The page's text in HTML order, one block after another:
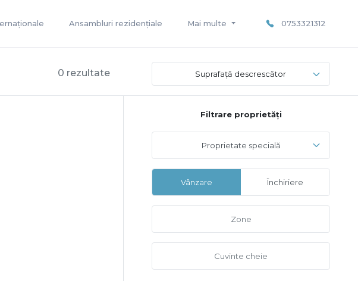
Ansambluri rezidențiale Mai multe 0753321312
0 rezultate Suprafață descrescător
Filtrare proprietăți
Proprietate specială
Vânzare Închiriere